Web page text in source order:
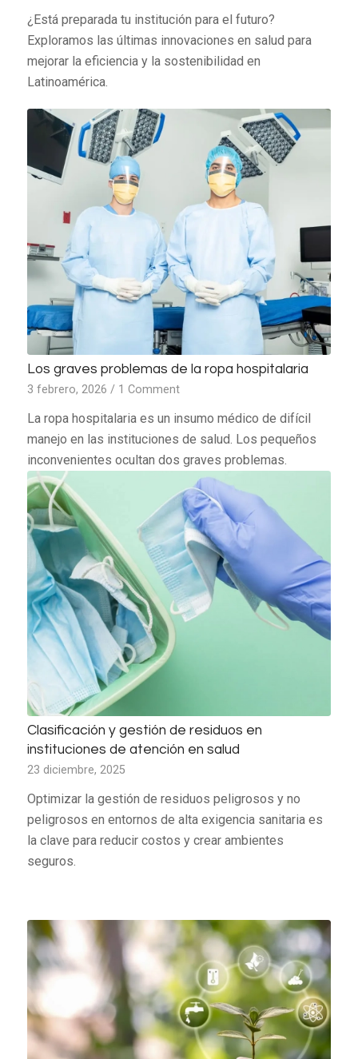
¿Está preparada tu institución para el futuro?
Exploramos las últimas innovaciones en salud para
mejorar la eficiencia y la sostenibilidad en
Latinoamérica.
Los graves problemas de la ropa hospitalaria
3 febrero, 2026 / 1 Comment
La ropa hospitalaria es un insumo médico de difícil
manejo en las instituciones de salud. Los pequeños
inconvenientes ocultan dos graves problemas.
Clasificación y gestión de residuos en
instituciones de atención en salud
23 diciembre, 2025
Optimizar la gestión de residuos peligrosos y no
peligrosos en entornos de alta exigencia sanitaria es
la clave para reducir costos y crear ambientes
seguros.